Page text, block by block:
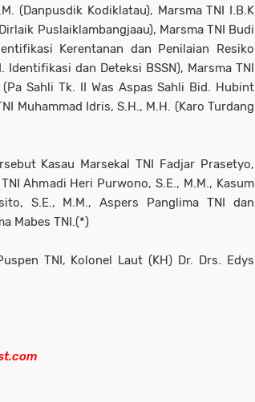
(Danpusdik Kodiklatau), Marsma TNI I.B.K
Puslaiklambangjaau), Marsma TNI Budi
Kerentanan dan Penilaian Resiko
Identifikasi dan Deteksi BSSN), Marsma TNI
(Pa Sahli Tk. II Was Aspas Sahli Bid. Hubint
Muhammad Idris, S.H., M.H. (Karo Turdang
Kasau Marsekal TNI Fadjar Prasetyo,
Ahmadi Heri Purwono, S.E., M.M., Kasum
S.E., M.M., Aspers Panglima TNI dan
Mabes TNI.(*)
TNI, Kolonel Laut (KH) Dr. Drs. Edys